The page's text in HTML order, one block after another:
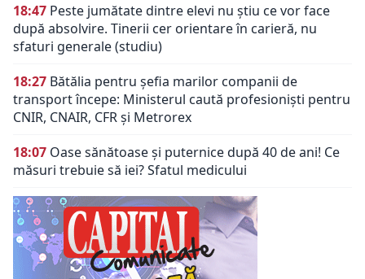
18:47 Peste jumătate dintre elevi nu știu ce vor face
după absolvire. Tinerii cer orientare în carieră, nu
sfaturi generale (studiu)
18:27 Bătălia pentru șefia marilor companii de
transport începe: Ministerul caută profesioniști pentru
CNIR, CNAIR, CFR și Metrorex
18:07 Oase sănătoase și puternice după 40 de ani! Ce
măsuri trebuie să iei? Sfatul medicului